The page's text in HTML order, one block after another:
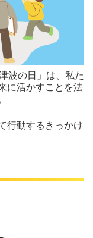
波の日」は、私た
に活かすことを法
行動するきっかけ